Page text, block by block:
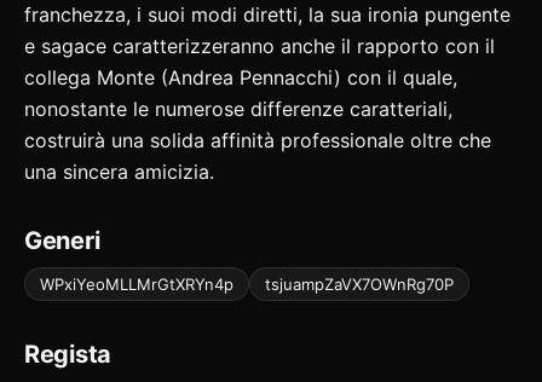
franchezza, i suoi modi diretti, la sua ironia pungente
e sagace caratterizzeranno anche il rapporto con il
collega Monte (Andrea Pennacchi) con il quale,
nonostante le numerose differenze caratteriali,
costruirà una solida affinità professionale oltre che
una sincera amicizia.
Generi
WPxiYeoMLLMrGtXRYn4p tsjuampZaVX7OWnRg70P
Regista